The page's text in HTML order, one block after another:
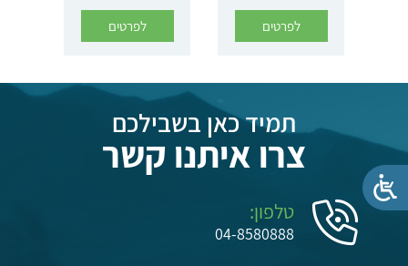
לפרטים לפרטים
תמיד כאן בשבילכם
צרו איתנו קשר
טלפון:
04-8580888